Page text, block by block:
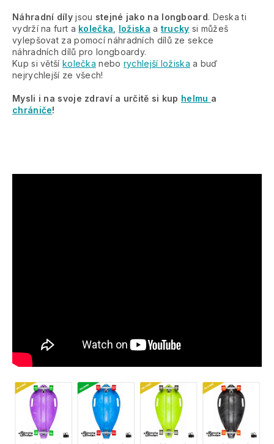
Náhradní dílyjsou stejné jako na longboard. Deska ti
vydrží na furt a kolečka ložiska a trucky si můžeš
vylepšovat za pomocí náhradních dílů ze sekce
náhradních dílů pro longboardy.
Kup si větší kolečka nebo rychlejší ložiska a buď
nejrychlejší ze všech!
Mysli i na svoje zdraví a určitě si kup helmu a
chrániče!